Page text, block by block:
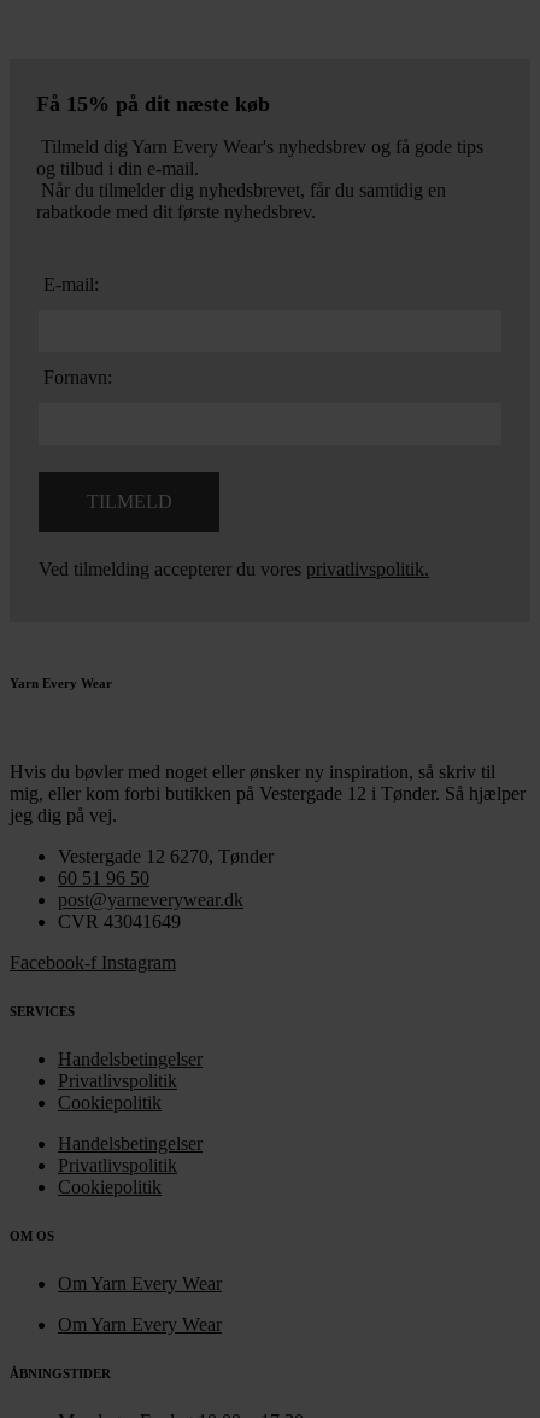
Få 15% på dit næste køb
Tilmeld dig Yarn Every Wear's nyhedsbrev og få gode tips
og tilbud i din e-mail.
Når du tilmelder dig nyhedsbrevet, får du samtidig en
rabatkode med dit første nyhedsbrev.
E-mail:
Fornavn:
Ved tilmelding accepterer du vores privatlivspolitik.
Yarn Every Wear
Hvis du bøvler med noget eller ønsker ny inspiration, så skriv til
mig, eller kom forbi butikken på Vestergade 12 i Tønder. Så hjælper
jeg dig på vej.
Vestergade 12 6270, Tønder
60 51 96 50
post@yarneverywear.dk
CVR 43041649
Facebook-f Instagram
SERVICES
Handelsbetingelser
Privatlivspolitik
Cookiepolitik
Handelsbetingelser
Privatlivspolitik
Cookiepolitik
OM OS
Om Yarn Every Wear
Om Yarn Every Wear
ÅBNINGSTIDER